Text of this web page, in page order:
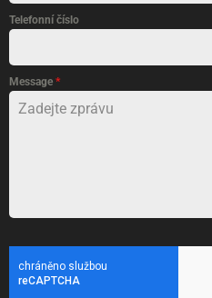
Telefonní číslo
Message *